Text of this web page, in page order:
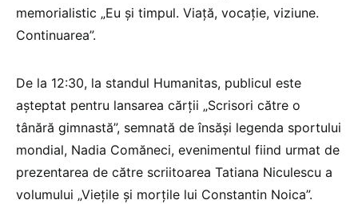
memorialistic „Eu și timpul. Viață, vocație, viziune.
Continuarea”.
De la 12:30, la standul Humanitas, publicul este
așteptat pentru lansarea cărții „Scrisori către o
tânără gimnastă”, semnată de însăși legenda sportului
mondial, Nadia Comăneci, evenimentul fiind urmat de
prezentarea de către scriitoarea Tatiana Niculescu a
volumului „Viețile și morțile lui Constantin Noica”.